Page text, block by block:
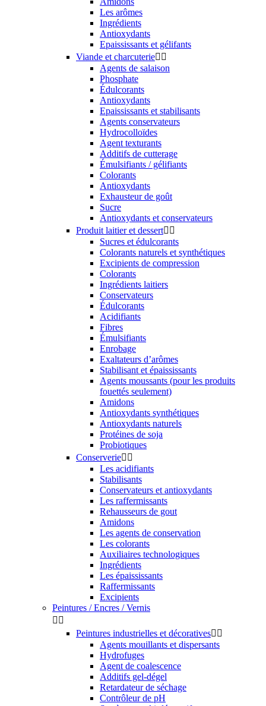
Les arômes
Ingrédients
Antioxydants
Epaississants et gélifants
Viande et charcuterie 
Agents de salaison
Phosphate
Édulcorants
Antioxydants
Epaississants et stabilisants
Agents conservateurs
Hydrocolloïdes
Agent texturants
Additifs de cutterage
Émulsifiants / gélifiants
Colorants
Antioxydants
Exhausteur de goût
Sucre
Antioxydants et conservateurs
Produit laitier et dessert 
Sucres et édulcorants
Colorants naturels et synthétiques
Excipients de compression
Colorants
Ingrédients laitiers
Conservateurs
Édulcorants
Acidifiants
Fibres
Émulsifiants
Enrobage
Exaltateurs d’arômes
Stabilisant et épaississants
Agents moussants (pour les produits
fouettés seulement)
Amidons
Antioxydants synthétiques
Antioxydants naturels
Protéines de soja
Probiotiques
Conserverie 
Les acidifiants
Stabilisants
Conservateurs et antioxydants
Les raffermissants
Rehausseurs de gout
Amidons
Les agents de conservation
Les colorants
Auxiliaires technologiques
Ingrédients
Les épaississants
Raffermissants
Excipients
Peintures / Encres / Vernis
 
Peintures industrielles et décoratives 
Agents mouillants et dispersants
Hydrofuges
Agent de coalescence
Additifs gel-dégel
Retardateur de séchage
Contrôleur de pH